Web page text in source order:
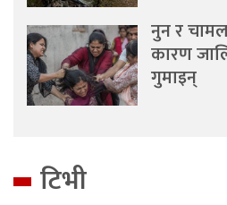
नुन र
कारण
गुमाइन्
टिभी